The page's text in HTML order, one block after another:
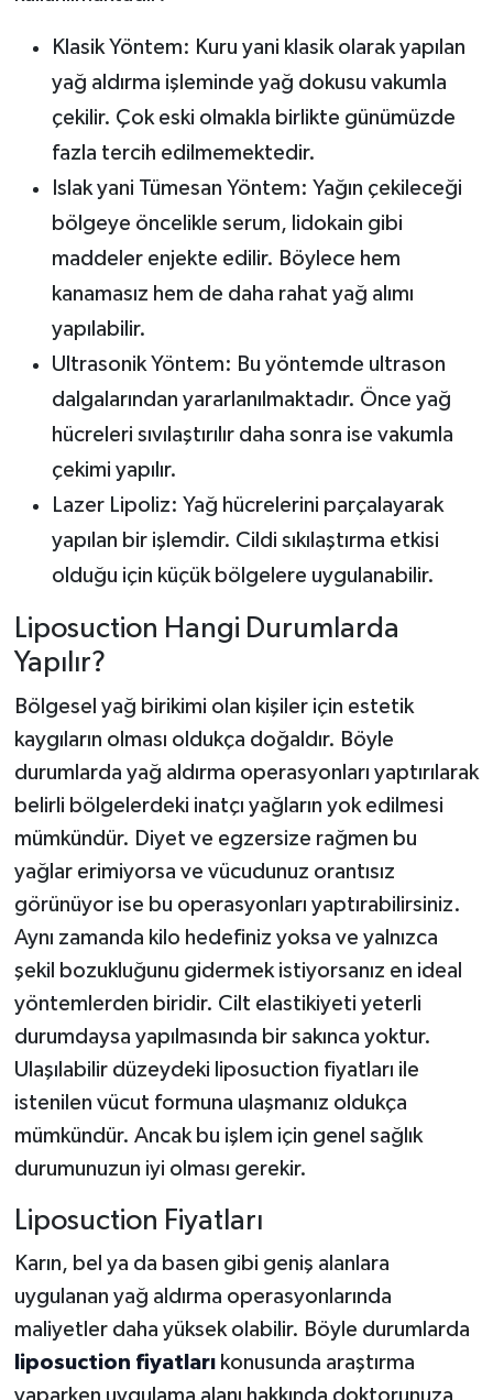
Klasik Yöntem: Kuru yani klasik olarak yapılan
yağ aldırma işleminde yağ dokusu vakumla
çekilir. Çok eski olmakla birlikte günümüzde
fazla tercih edilmemektedir.
Islak yani Tümesan Yöntem: Yağın çekileceği
bölgeye öncelikle serum, lidokain gibi
maddeler enjekte edilir. Böylece hem
kanamasız hem de daha rahat yağ alımı
yapılabilir.
Ultrasonik Yöntem: Bu yöntemde ultrason
dalgalarından yararlanılmaktadır. Önce yağ
hücreleri sıvılaştırılır daha sonra ise vakumla
çekimi yapılır.
Lazer Lipoliz: Yağ hücrelerini parçalayarak
yapılan bir işlemdir. Cildi sıkılaştırma etkisi
olduğu için küçük bölgelere uygulanabilir.
Liposuction Hangi Durumlarda
Yapılır?
Bölgesel yağ birikimi olan kişiler için estetik
kaygıların olması oldukça doğaldır. Böyle
durumlarda yağ aldırma operasyonları yaptırılarak
belirli bölgelerdeki inatçı yağların yok edilmesi
mümkündür. Diyet ve egzersize rağmen bu
yağlar erimiyorsa ve vücudunuz orantısız
görünüyor ise bu operasyonları yaptırabilirsiniz.
Aynı zamanda kilo hedefiniz yoksa ve yalnızca
şekil bozukluğunu gidermek istiyorsanız en ideal
yöntemlerden biridir. Cilt elastikiyeti yeterli
durumdaysa yapılmasında bir sakınca yoktur.
Ulaşılabilir düzeydeki liposuction fiyatları ile
istenilen vücut formuna ulaşmanız oldukça
mümkündür. Ancak bu işlem için genel sağlık
durumunuzun iyi olması gerekir.
Liposuction Fiyatları
Karın, bel ya da basen gibi geniş alanlara
uygulanan yağ aldırma operasyonlarında
maliyetler daha yüksek olabilir. Böyle durumlarda
liposuction fiyatlarıkonusunda araştırma